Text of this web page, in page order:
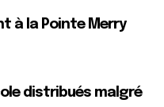
à la Pointe Merry
distribués malgré